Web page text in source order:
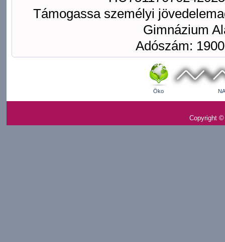
Támogassa személyi
Gimnázium
Adószám:
Öko
Copyright